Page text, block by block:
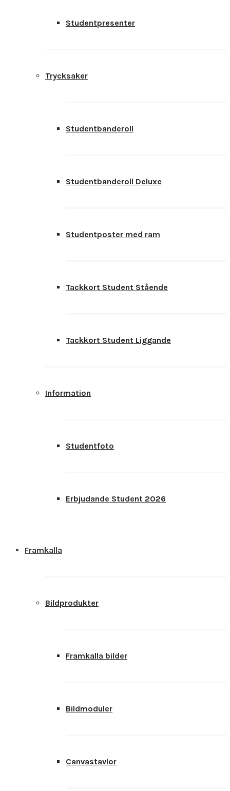
Studentpresenter
Trycksaker
Studentbanderoll
Studentbanderoll Deluxe
Studentposter med ram
Tackkort Student Stående
Tackkort Student Liggande
Information
Studentfoto
Erbjudande Student 2026
Framkalla
Bildprodukter
Framkalla bilder
Bildmoduler
Canvastavlor